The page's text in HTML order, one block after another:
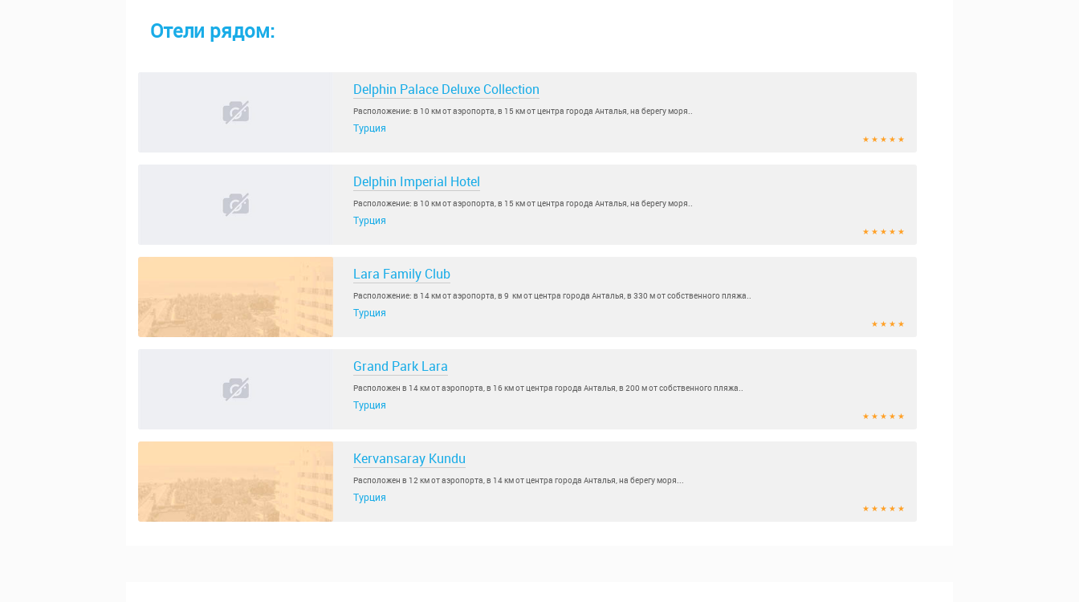
Отели рядом:
Delphin Palace Deluxe Collection
Расположение: в 10 км от аэропорта, в 15 км от центра города Анталья, на берегу моря..
Турция
★ ★ ★ ★ ★
Delphin Imperial Hotel
Расположение: в 10 км от аэропорта, в 15 км от центра города Анталья, на берегу моря..
Турция
★ ★ ★ ★ ★
Lara Family Club
Расположение: в 14 км от аэропорта, в 9 км от центра города Анталья, в 330 м от собственного пляжа..
Турция
★ ★ ★ ★
Grand Park Lara
Расположен в 14 км от аэропорта, в 16 км от центра города Анталья, в 200 м от собственного пляжа..
Турция
★ ★ ★ ★ ★
Kervansaray Kundu
Расположен в 12 км от аэропорта, в 14 км от центра города Анталья, на берегу моря...
Турция
★ ★ ★ ★ ★